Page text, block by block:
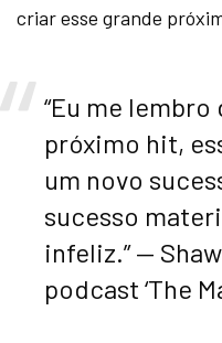
criar esse grande
“Eu me lembro
próximo hit,
um novo
sucesso
infeliz.” —
podcast ‘The